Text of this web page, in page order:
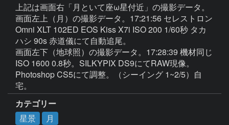
上記は画面右「月といて座ω星付近」の撮影データ。
画面左上（月）の撮影データ。17:21:56 セレストロン
Omni XLT 102ED EOS Kiss X7i ISO 200 1/60秒 タカ
ハシ 90s 赤道儀にて自動追尾。
画面左下（地球照）の撮影データ。17:28:39 機材同じ
ISO 1600 0.8秒。SILKYPIX DS9にてRAW現像。
Photoshop CS5にて調整。（シーイング 1~2/5）自
宅。
カテゴリー
星景
月